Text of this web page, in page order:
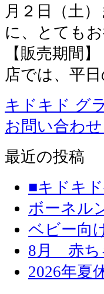
月２日（土
に、とても
【販売期間
店では、平
キドキド グ
お問い合わ
最近の投稿
■キドキ
ボーネル
ベビー向
8月 赤ち
2026年夏